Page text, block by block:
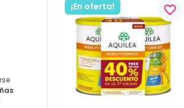
¡En oferta! favorite_border